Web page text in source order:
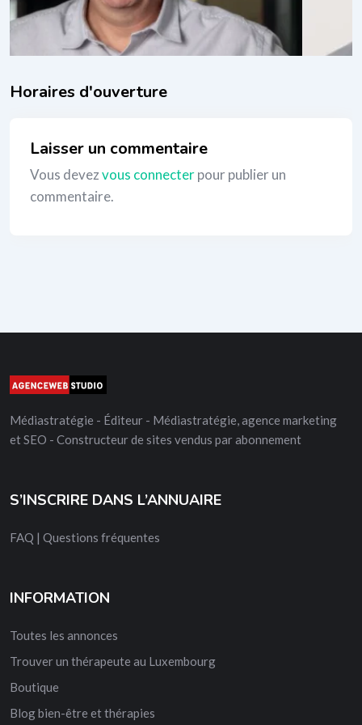
_
Laisser un commentaire
Vous devezvous connecterpour publier un
commentaire.
Médiastratégie - Éditeur - Médiastratégie, agence marketing
et SEO - Constructeur de sites vendus par abonnement
S’INSCRIRE DANS L’ANNUAIRE
FAQ | Questions fréquentes
INFORMATION
Toutes les annonces
Trouver un thérapeute au Luxembourg
Boutique
Blog bien-être et thérapies